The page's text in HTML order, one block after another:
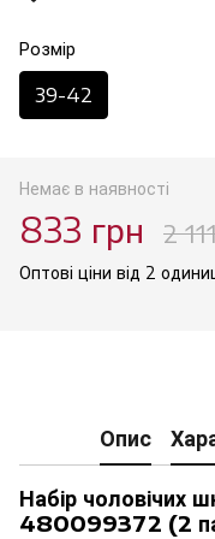
Розмір
39-42
Немає в наявності
833 грн 2
Оптові ціни від 2
Опис
Набір
480099372 (2